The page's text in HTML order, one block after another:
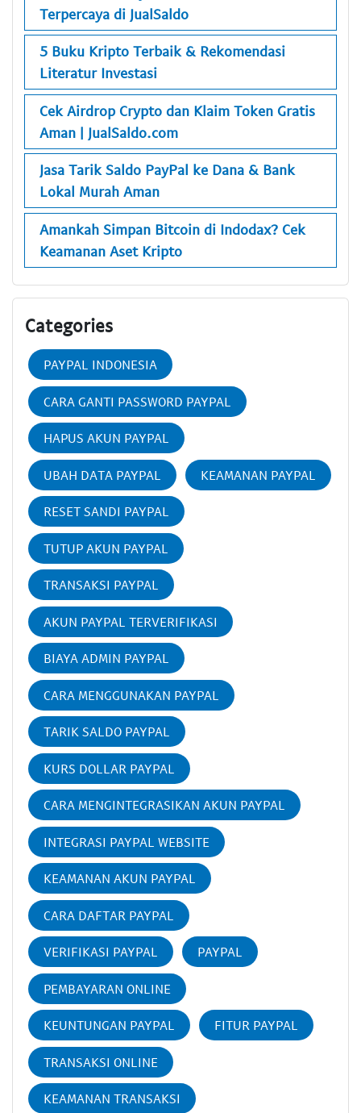
Terpercaya di JualSaldo
5 Buku Kripto Terbaik & Rekomendasi
Literatur Investasi
Cek Airdrop Crypto dan Klaim Token Gratis
Aman | JualSaldo.com
Jasa Tarik Saldo PayPal ke Dana & Bank
Lokal Murah Aman
Amankah Simpan Bitcoin di Indodax? Cek
Keamanan Aset Kripto
Categories
PAYPAL INDONESIA
CARA GANTI PASSWORD PAYPAL
HAPUS AKUN PAYPAL
UBAH DATA PAYPAL KEAMANAN PAYPAL
RESET SANDI PAYPAL
TUTUP AKUN PAYPAL
TRANSAKSI PAYPAL
AKUN PAYPAL TERVERIFIKASI
BIAYA ADMIN PAYPAL
CARA MENGGUNAKAN PAYPAL
TARIK SALDO PAYPAL
KURS DOLLAR PAYPAL
CARA MENGINTEGRASIKAN AKUN PAYPAL
INTEGRASI PAYPAL WEBSITE
KEAMANAN AKUN PAYPAL
CARA DAFTAR PAYPAL
VERIFIKASI PAYPAL PAYPAL
PEMBAYARAN ONLINE
KEUNTUNGAN PAYPAL FITUR PAYPAL
TRANSAKSI ONLINE
KEAMANAN TRANSAKSI